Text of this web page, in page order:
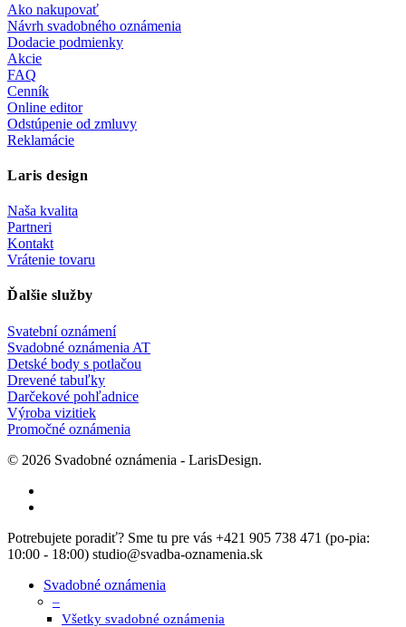
Ako nakupovať
Návrh svadobného oznámenia
Dodacie podmienky
Akcie
FAQ
Cenník
Online editor
Odstúpenie od zmluvy
Reklamácie
Laris design
Naša kvalita
Partneri
Kontakt
Vrátenie tovaru
Ďalšie služby
Svatební oznámení
Svadobné oznámenia AT
Detské body s potlačou
Drevené tabuľky
Darčekové pohľadnice
Výroba vizitiek
Promočné oznámenia
© 2026 Svadobné oznámenia - LarisDesign.
Close
Menu
Potrebujete poradiť? Sme tu pre vás +421 905 738 471 (po-pia:
10:00 - 18:00) studio@svadba-oznamenia.sk
Svadobné oznámenia
–
Všetky svadobné oznámenia